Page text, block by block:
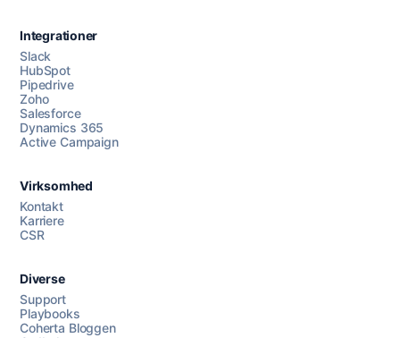
Chat med oss
Integrationer
Slack
HubSpot
Pipedrive
Zoho
Salesforce
Dynamics 365
Active Campaign
Virksomhed
Kontakt
Karriere
CSR
Diverse
Support
Playbooks
Coherta Bloggen